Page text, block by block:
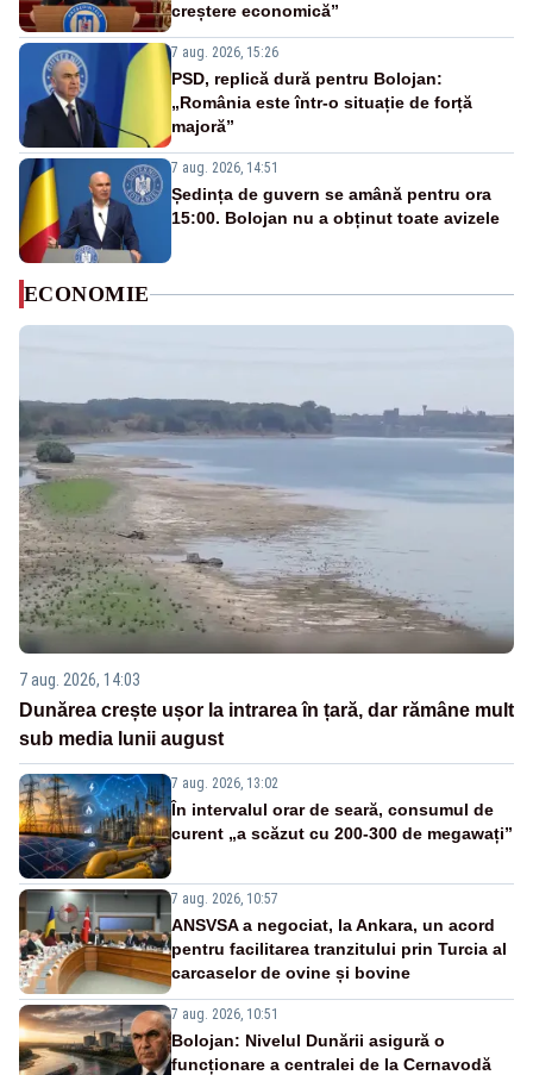
creștere economică”
7 aug. 2026, 15:26
PSD, replică dură pentru Bolojan:
„România este într-o situație de forță
majoră”
7 aug. 2026, 14:51
Ședința de guvern se amână pentru ora
15:00. Bolojan nu a obținut toate avizele
ECONOMIE
7 aug. 2026, 14:03
Dunărea crește ușor la intrarea în țară, dar rămâne mult
sub media lunii august
7 aug. 2026, 13:02
În intervalul orar de seară, consumul de
curent „a scăzut cu 200-300 de megawați”
7 aug. 2026, 10:57
ANSVSA a negociat, la Ankara, un acord
pentru facilitarea tranzitului prin Turcia al
carcaselor de ovine și bovine
7 aug. 2026, 10:51
Bolojan: Nivelul Dunării asigură o
funcționare a centralei de la Cernavodă